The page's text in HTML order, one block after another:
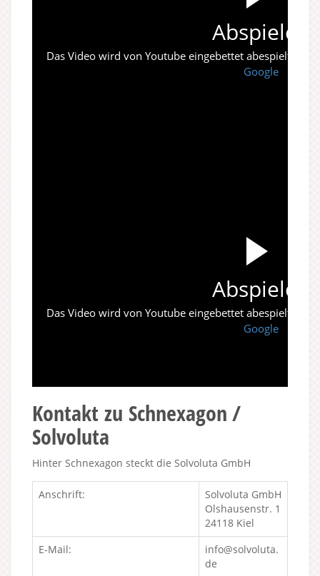
Abspielen
Das Video wird von Youtube eingebettet abespielt. Es
Google
Abspielen
Das Video wird von Youtube eingebettet abespielt. Es
Google
Kontakt zu Schnexagon /
Solvoluta
Hinter Schnexagon steckt die Solvoluta GmbH
Anschrift:
Solvoluta GmbH
Olshausenstr. 1
24118 Kiel
E-Mail:
info@solvoluta.
de